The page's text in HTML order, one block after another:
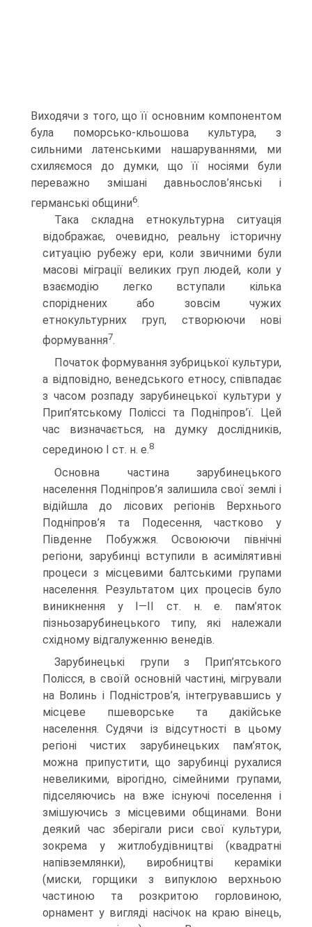
Виходячи з того, що її основним компонентом
була поморсько-кльошова культура, з
сильними латенськими нашаруваннями, ми
схиляємося до думки, що її носіями були
переважно змішані давньослов’янські і
германські общини6.
Така складна етнокультурна ситуація
відображає, очевидно, реальну історичну
ситуацію рубежу ери, коли звичними були
масові міграції великих груп людей, коли у
взаємодію легко вступали кілька
споріднених або зовсім чужих
етнокультурних груп, створюючи нові
формування7.
Початок формування зубрицької культури,
а відповідно, венедського етносу, співпадає
з часом розпаду зарубинецької культури у
Прип’ятському Поліссі та Подніпров’ї. Цей
час визначається, на думку дослідників,
серединою І ст. н. е.8
Основна частина зарубинецького
населення Подніпров’я залишила свої землі і
відійшла до лісових регіонів Верхнього
Подніпров’я та Подесення, частково у
Південне Побужжя. Освоюючи північні
регіони, зарубинці вступили в асимілятивні
процеси з місцевими балтськими групами
населення. Результатом цих процесів було
виникнення у І—ІІ ст. н. е. пам’яток
пізньозарубинецького типу, які належали
східному відгалуженню венедів.
Зарубинецькі групи з Прип’ятського
Полісся, в своїй основній частині, мігрували
на Волинь і Подністров’я, інтегрувавшись у
місцеве пшеворське та дакійське
населення. Судячи із відсутності в цьому
регіоні чистих зарубинецьких пам’яток,
можна припустити, що зарубинці рухалися
невеликими, вірогідно, сімейними групами,
підселяючись на вже існуючі поселення і
змішуючись з місцевими общинами. Вони
деякий час зберігали риси свої культури,
зокрема у житлобудівництві (квадратні
напівземлянки), виробництві кераміки
(миски, горщики з випуклою верхньою
частиною та розкритою горловиною,
орнамент у вигляді насічок на краю вінець,